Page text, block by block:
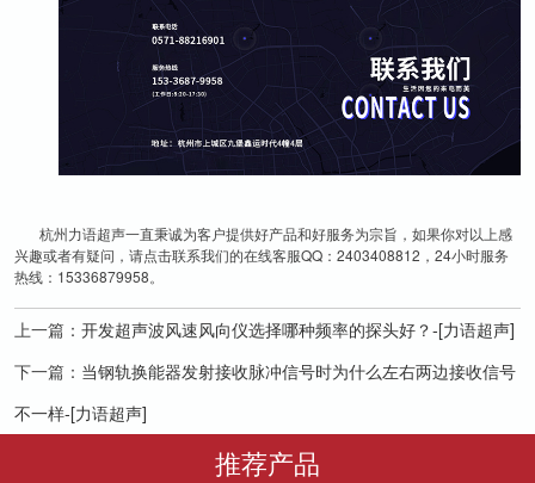
杭州力语超声一直秉诚为客户提供好产品和好服务为宗旨，如果你对以上感
兴趣或者有疑问，请点击联系我们的在线客服QQ：2403408812，24小时服务
热线：15336879958。
上一篇： 开发超声波风速风向仪选择哪种频率的探头好？-[力语超声]
下一篇： 当钢轨换能器发射接收脉冲信号时为什么左右两边接收信号
不一样-[力语超声]
推荐产品